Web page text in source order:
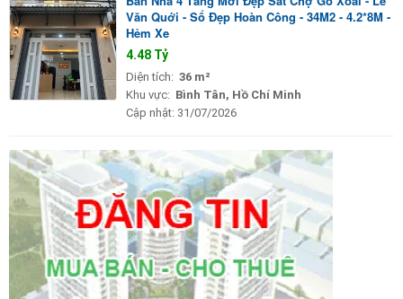
Văn Quới - Sổ Đẹp Hoàn Công - 34M2 - 4.2*8M -
Hẻm Xe
4.48 Tỷ
Diện tích: 36 m²
Khu vực: Bình Tân, Hồ Chí Minh
Cập nhật: 31/07/2026